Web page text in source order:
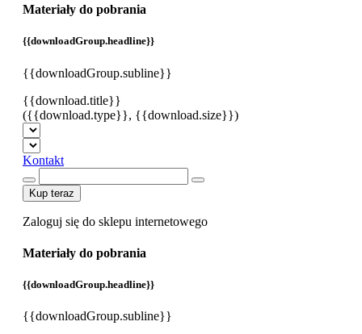
Materiały do pobrania
{{downloadGroup.headline}}
{{downloadGroup.subline}}
{{download.title}}
({{download.type}}, {{download.size}})
Kontakt
Kup teraz
Zaloguj się do sklepu internetowego
Materiały do pobrania
{{downloadGroup.headline}}
{{downloadGroup.subline}}